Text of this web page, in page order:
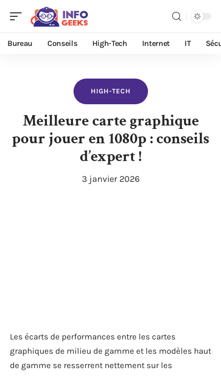
Bureau Conseils High-Tech Internet IT
HIGH-TECH
Meilleure carte graphique
pour jouer en 1080p : conseils
d’expert !
3 janvier 2026
Les écarts de performances entre les cartes
graphiques de milieu de gamme et les modèles haut
de gamme se resserrent nettement sur les